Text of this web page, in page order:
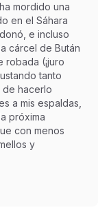
mordido una
en el Sáhara
e incluso
cárcel de Bután
robada (¡juro
tanto
hacerlo
a mis espaldas,
próxima
con menos
y